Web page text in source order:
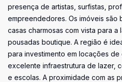
presença de artistas, surfistas,
empreendedores. Os imóveis são
casas charmosas com vista para
pousadas boutique. A região é
para investimento em locações de
excelente infraestrutura de lazer,
e escolas. A proximidade com as